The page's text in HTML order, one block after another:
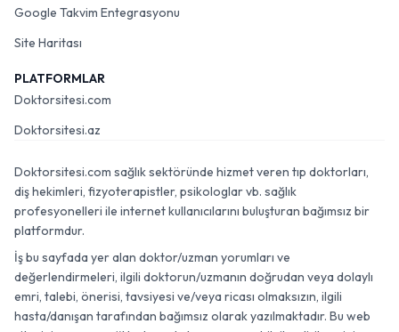
Google Takvim Entegrasyonu
Site Haritası
PLATFORMLAR
Doktorsitesi.com
Doktorsitesi.az
Doktorsitesi.com sağlık sektöründe hizmet veren tıp doktorları,
diş hekimleri, fizyoterapistler, psikologlar vb. sağlık
profesyonelleri ile internet kullanıcılarını buluşturan bağımsız bir
platformdur.
İş bu sayfada yer alan doktor/uzman yorumları ve
değerlendirmeleri, ilgili doktorun/uzmanın doğrudan veya dolaylı
emri, talebi, önerisi, tavsiyesi ve/veya ricası olmaksızın, ilgili
hasta/danışan tarafından bağımsız olarak yazılmaktadır. Bu web